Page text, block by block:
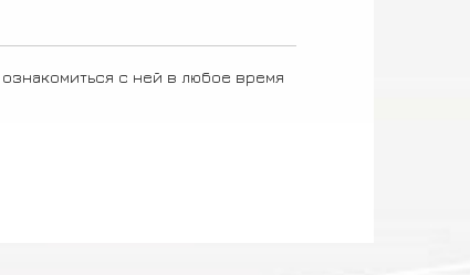
с ней в любое время